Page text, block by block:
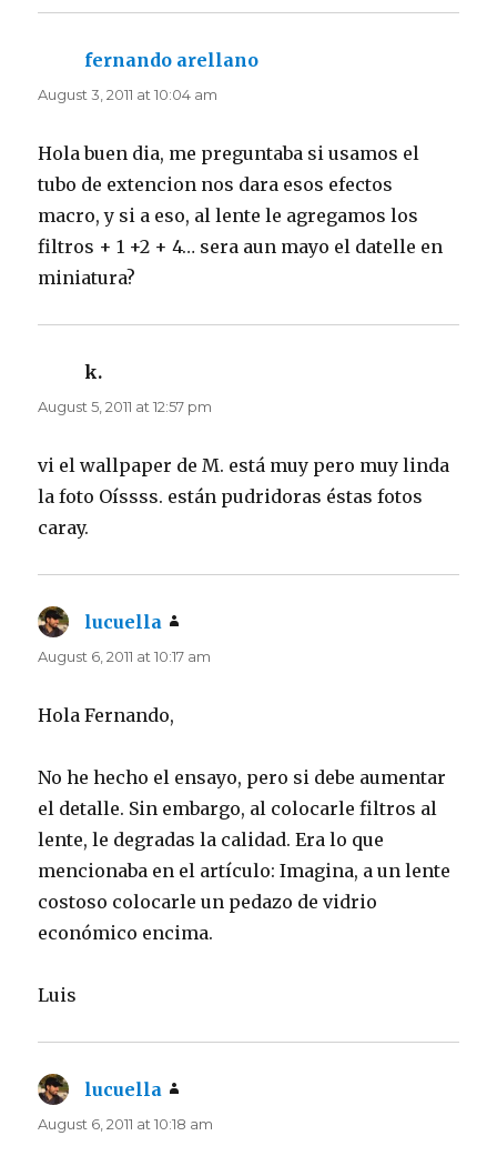
fernando arellano
August 3, 2011 at 10:04 am
Hola buen dia, me preguntaba si usamos el
tubo de extencion nos dara esos efectos
macro, y si a eso, al lente le agregamos los
filtros + 1 +2 + 4… sera aun mayo el datelle en
miniatura?
k.
August 5, 2011 at 12:57 pm
vi el wallpaper de M. está muy pero muy linda
la foto Oíssss. están pudridoras éstas fotos
caray.
lucuella
August 6, 2011 at 10:17 am
Hola Fernando,
No he hecho el ensayo, pero si debe aumentar
el detalle. Sin embargo, al colocarle filtros al
lente, le degradas la calidad. Era lo que
mencionaba en el artículo: Imagina, a un lente
costoso colocarle un pedazo de vidrio
económico encima.
Luis
lucuella
August 6, 2011 at 10:18 am